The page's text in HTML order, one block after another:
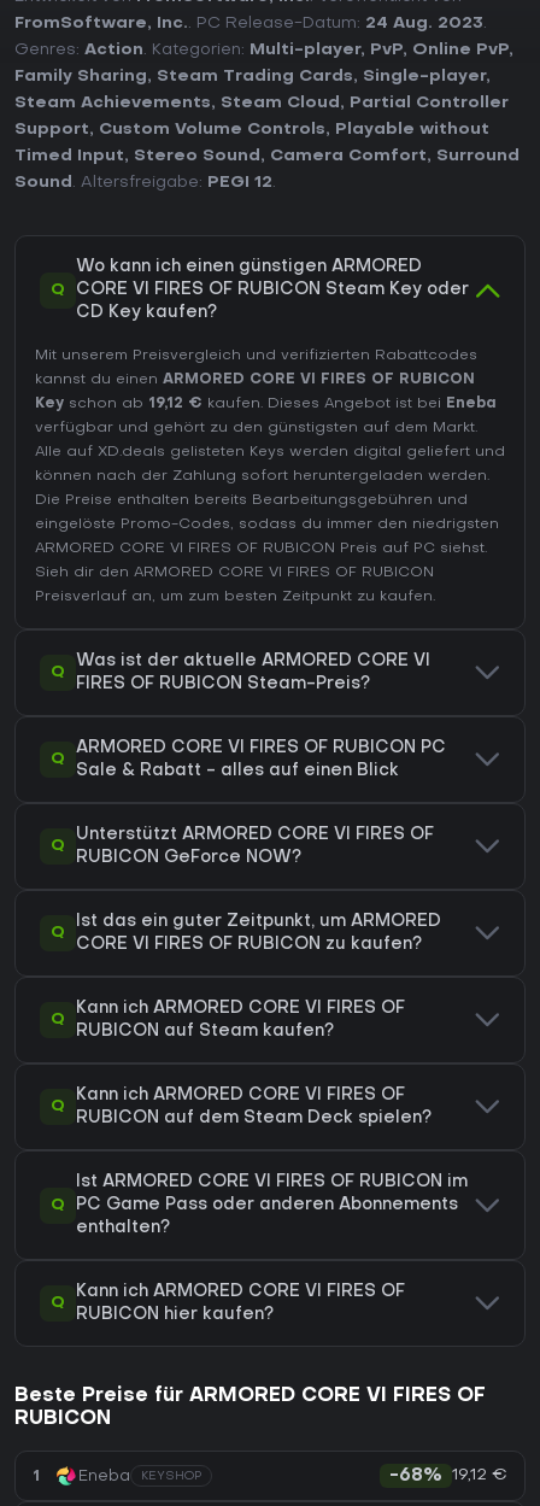
FromSoftware, Inc.. PC Release-Datum: 24 Aug. 2023.
Genres: Action. Kategorien: Multi-player, PvP, Online PvP,
Family Sharing, Steam Trading Cards, Single-player,
Steam Achievements, Steam Cloud ,
Partial Controller
Support, Custom Volume Controls,
Playable without
Timed Input, Stereo Sound , Camera Comfort, Surround
Sound . Altersfreigabe: PEGI 12.
Q
Wo kann ich einen günstigen ARMORED
CORE VI FIRES OF RUBICON Steam Key oder
CD Key kaufen?
Mit unserem Preisvergleich und verifizierten Rabattcodes
kannst du einen ARMORED CORE VI FIRES OF RUBICON
Key schon ab 19,12 € kaufen. Dieses Angebot ist bei Eneba
verfügbar und gehört zu den günstigsten auf dem Markt.
Alle auf XD.deals gelisteten Keys werden digital geliefert und
können nach der Zahlung sofort heruntergeladen werden.
Die Preise enthalten bereits Bearbeitungsgebühren und
eingelöste Promo-Codes, sodass du immer den niedrigsten
ARMORED CORE VI FIRES OF RUBICON Preis auf PC siehst.
Sieh dir den ARMORED CORE VI FIRES OF RUBICON
Preisverlauf an, um zum besten Zeitpunkt zu kaufen.
Q
Was ist der aktuelle ARMORED CORE VI
FIRES OF RUBICON Steam-Preis?
Q
ARMORED CORE VI FIRES OF RUBICON PC
Sale & Rabatt - alles auf einen Blick
Q
Unterstützt ARMORED CORE VI FIRES OF
RUBICON GeForce NOW?
Q
Ist das ein guter Zeitpunkt, um ARMORED
CORE VI FIRES OF RUBICON zu kaufen?
Q
Kann ich ARMORED CORE VI FIRES OF
RUBICON auf Steam kaufen?
Q
Kann ich ARMORED CORE VI FIRES OF
RUBICON auf dem Steam Deck spielen?
Q
Ist ARMORED CORE VI FIRES OF RUBICON im
PC Game Pass oder anderen Abonnements
enthalten?
Q
Kann ich ARMORED CORE VI FIRES OF
RUBICON hier kaufen?
Beste Preise für ARMORED CORE VI FIRES OF
RUBICON
1 Eneba KEYSHOP -68% 19,12 €